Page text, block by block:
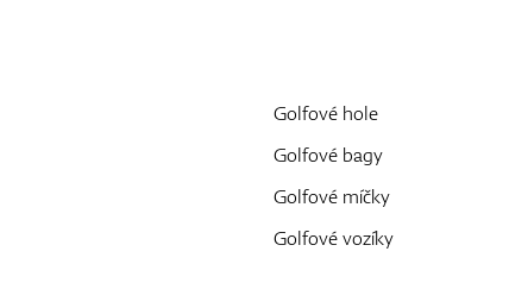
Golfové hole
Golfové bagy
Golfové míčky
Golfové vozíky